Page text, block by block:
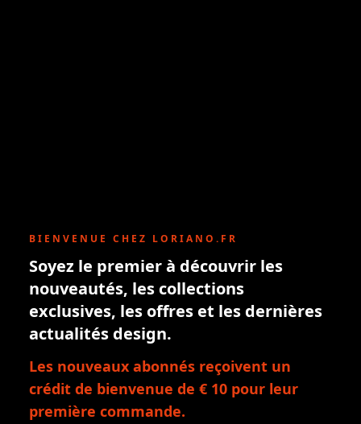
BIENVENUE CHEZ LORIANO.FR
Soyez le premier à découvrir les
nouveautés, les collections
exclusives, les offres et les dernières
actualités design.
Les nouveaux abonnés reçoivent un
crédit de bienvenue de € 10 pour leur
première commande.